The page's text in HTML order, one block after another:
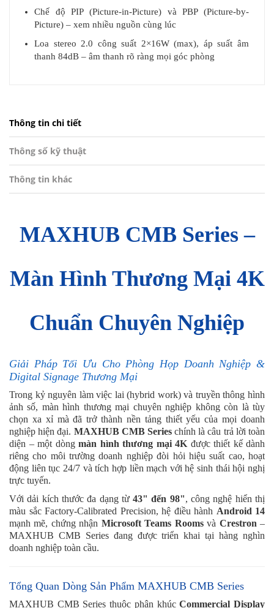
Chế độ PIP (Picture-in-Picture) và PBP (Picture-by-
Picture) – xem nhiều nguồn cùng lúc
Loa stereo 2.0 công suất 2×16W (max), áp suất âm
thanh 84dB – âm thanh rõ ràng mọi góc phòng
Thông tin chi tiết
Thông số kỹ thuật
Thông tin khác
MAXHUB CMB Series –
Màn Hình Thương Mại 4K
Chuẩn Chuyên Nghiệp
Giải Pháp Tối Ưu Cho Phòng Họp Doanh Nghiệp &
Digital Signage Thương Mại
Trong kỷ nguyên làm việc lai (hybrid work) và truyền thông hình
ảnh số, màn hình thương mại chuyên nghiệp không còn là tùy
chọn xa xỉ mà đã trở thành nền tảng thiết yếu của mọi doanh
nghiệp hiện đại. MAXHUB CMB Serieschính là câu trả lời toàn
diện – một dòng màn hình thương mại 4K được thiết kế dành
riêng cho môi trường doanh nghiệp đòi hỏi hiệu suất cao, hoạt
động liên tục 24/7 và tích hợp liền mạch với hệ sinh thái hội nghị
trực tuyến.
Với dải kích thước đa dạng từ43" đến 98", công nghệ hiển thị
màu sắc Factory-Calibrated Precision, hệ điều hành Android 14
mạnh mẽ, chứng nhận Microsoft Teams Roomsvà Crestron –
MAXHUB CMB Series đang được triển khai tại hàng nghìn
doanh nghiệp toàn cầu.
Tổng Quan Dòng Sản Phẩm MAXHUB CMB Series
MAXHUB CMB Series thuộc phân khúcCommercial Display